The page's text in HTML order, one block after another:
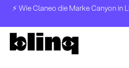
⚡️ Wie Claneo die Marke Canyon